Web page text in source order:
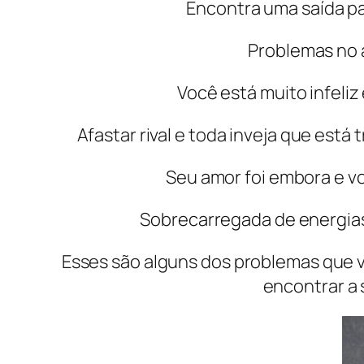
Encontra uma saída
Problemas
Você está muito
Afastar rival e toda inveja que está
Seu amor foi embora e
Sobrecarregada de
Esses são alguns dos problemas
encontrar a